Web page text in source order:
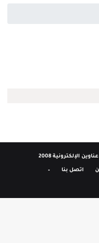
الإلكترونية 2008
اتصل بنا –